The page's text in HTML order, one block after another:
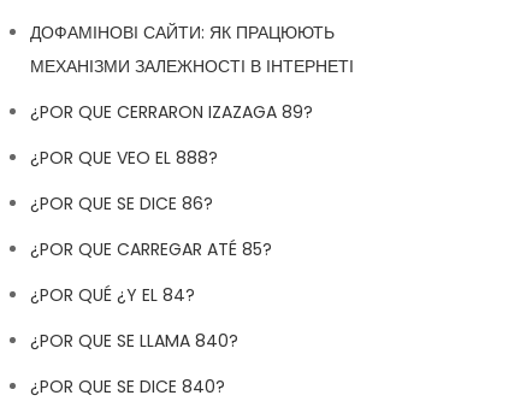
ДОФАМІНОВІ САЙТИ: ЯК ПРАЦЮЮТЬ
МЕХАНІЗМИ ЗАЛЕЖНОСТІ В ІНТЕРНЕТІ
¿POR QUE CERRARON IZAZAGA 89?
¿POR QUE VEO EL 888?
¿POR QUE SE DICE 86?
¿POR QUE CARREGAR ATÉ 85?
¿POR QUÉ ¿Y EL 84?
¿POR QUE SE LLAMA 840?
¿POR QUE SE DICE 840?